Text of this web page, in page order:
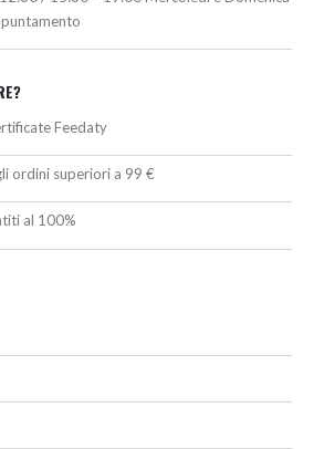
Feedaty
ordini superiori a 99 €
al 100%